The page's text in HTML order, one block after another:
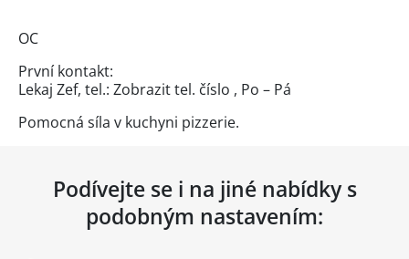
OC
První kontakt:
Lekaj Zef, tel.: Zobrazit tel. číslo , Po – Pá
Pomocná síla v kuchyni pizzerie.
Podívejte se i na jiné nabídky s
podobným nastavením: